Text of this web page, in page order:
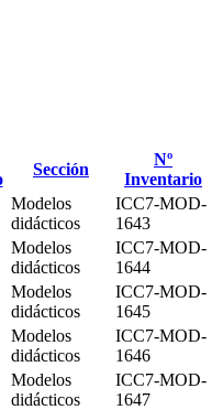
Sección
Nº
Inventario
Modelos
didácticos
ICC7-MOD-
1643
Modelos
didácticos
ICC7-MOD-
1644
Modelos
didácticos
ICC7-MOD-
1645
Modelos
didácticos
ICC7-MOD-
1646
Modelos
didácticos
ICC7-MOD-
1647